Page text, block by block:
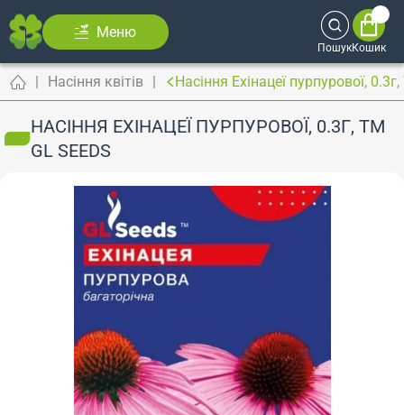
Меню
ПошукКошик
Насіння квітів Насіння Ехiнацеї пурпурової,
НАСІННЯ ЕХIНАЦЕЇ ПУРПУРОВОЇ, 0.3Г, TM
GL SEEDS